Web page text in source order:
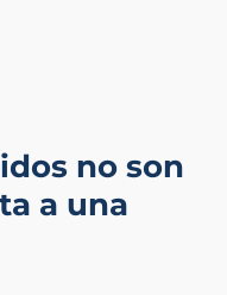
no son
a una